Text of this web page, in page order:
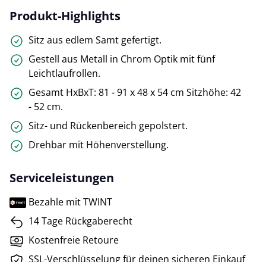
Produkt-Highlights
Sitz aus edlem Samt gefertigt.
Gestell aus Metall in Chrom Optik mit fünf
Leichtlaufrollen.
Gesamt HxBxT: 81 - 91 x 48 x 54 cm Sitzhöhe: 42
- 52 cm.
Sitz- und Rückenbereich gepolstert.
Drehbar mit Höhenverstellung.
Serviceleistungen
Bezahle mit TWINT
14 Tage Rückgaberecht
Kostenfreie Retoure
SSL-Verschlüsselung für deinen sicheren Einkauf